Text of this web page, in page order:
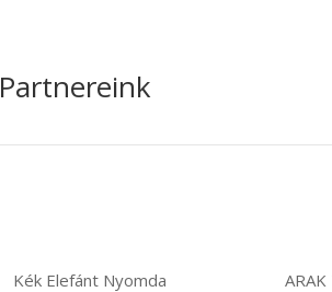
Partnereink
Kék Elefánt Nyomda